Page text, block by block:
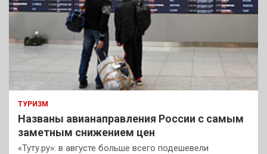
ТУРИЗМ
Названы авианаправления России с самым
заметным снижением цен
«Туту.ру»: в августе больше всего подешевели